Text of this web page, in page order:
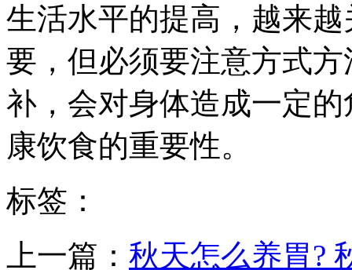
生活水平的提高，越来
要，但必须要注意方式
补，会对身体造成一定
康饮食的重要性。
标签：
上一篇： 秋天怎么养胃?